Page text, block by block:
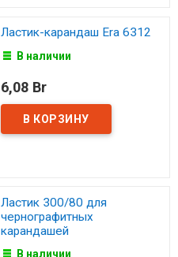
Ластик-карандаш Era 6312
В наличии
6,08 Br
Ластик 300/80 для
чернографитных
карандашей
В наличии